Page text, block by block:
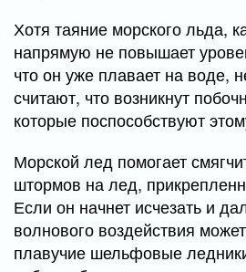
Хотя таяние морского льда,
напрямую не повышает
что он уже плавает на воде,
считают, что возникнут
которые поспособствуют
Морской лед помогает
штормов на лед,
Если он начнет исчезать и
волнового воздействия
плавучие шельфовые